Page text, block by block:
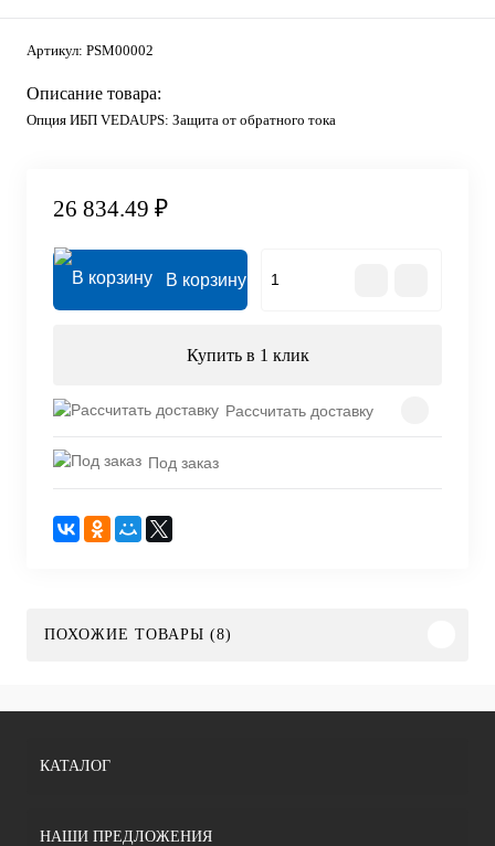
Артикул: PSM00002
Описание товара:
Опция ИБП VEDAUPS: Защита от обратного тока
26 834.49 ₽
В корзину
Купить в 1 клик
Рассчитать доставку
Под заказ
ПОХОЖИЕ ТОВАРЫ (8)
КАТАЛОГ
НАШИ ПРЕДЛОЖЕНИЯ